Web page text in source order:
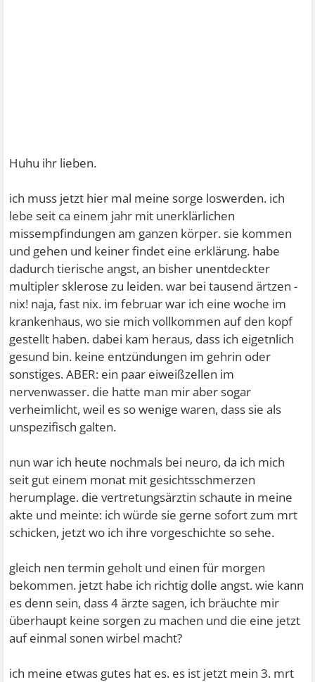
Huhu ihr lieben.
ich muss jetzt hier mal meine sorge loswerden. ich
lebe seit ca einem jahr mit unerklärlichen
missempfindungen am ganzen körper. sie kommen
und gehen und keiner findet eine erklärung. habe
dadurch tierische angst, an bisher unentdeckter
multipler sklerose zu leiden. war bei tausend ärtzen -
nix! naja, fast nix. im februar war ich eine woche im
krankenhaus, wo sie mich vollkommen auf den kopf
gestellt haben. dabei kam heraus, dass ich eigetnlich
gesund bin. keine entzündungen im gehrin oder
sonstiges. ABER: ein paar eiweißzellen im
nervenwasser. die hatte man mir aber sogar
verheimlicht, weil es so wenige waren, dass sie als
unspezifisch galten.
nun war ich heute nochmals bei neuro, da ich mich
seit gut einem monat mit gesichtsschmerzen
herumplage. die vertretungsärztin schaute in meine
akte und meinte: ich würde sie gerne sofort zum mrt
schicken, jetzt wo ich ihre vorgeschichte so sehe.
gleich nen termin geholt und einen für morgen
bekommen. jetzt habe ich richtig dolle angst. wie kann
es denn sein, dass 4 ärzte sagen, ich bräuchte mir
überhaupt keine sorgen zu machen und die eine jetzt
auf einmal sonen wirbel macht?
ich meine etwas gutes hat es. es ist jetzt mein 3. mrt